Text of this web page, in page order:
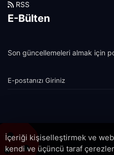
RSS
E-Bülten
Son güncellemeleri almak için
Copyright 2022©
İçeriği kişiselleştirmek ve
kendi ve üçüncü taraf